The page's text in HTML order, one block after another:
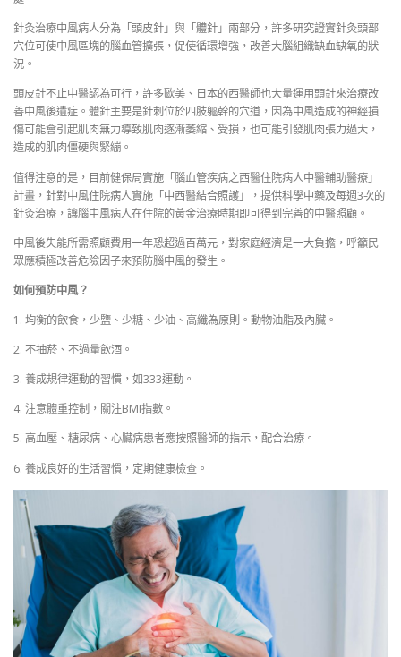
針灸治療中風病人分為「頭皮針」與「體針」兩部分，許多研究證實針灸頭部
穴位可使中風區塊的腦血管擴張，促使循環增強，改善大腦組織缺血缺氧的狀
況。
頭皮針不止中醫認為可行，許多歐美、日本的西醫師也大量運用頭針來治療改
善中風後遺症。體針主要是針刺位於四肢軀幹的穴道，因為中風造成的神經損
傷可能會引起肌肉無力導致肌肉逐漸萎縮、受損，也可能引發肌肉張力過大，
造成的肌肉僵硬與緊繃。
值得注意的是，目前健保局實施「腦血管疾病之西醫住院病人中醫輔助醫療」
計畫，針對中風住院病人實施「中西醫結合照護」，提供科學中藥及每週3次的
針灸治療，讓腦中風病人在住院的黃金治療時期即可得到完善的中醫照顧。
中風後失能所需照顧費用一年恐超過百萬元，對家庭經濟是一大負擔，呼籲民
眾應積極改善危險因子來預防腦中風的發生。
如何預防中風？
1. 均衡的飲食，少鹽、少糖、少油、高纖為原則。動物油脂及內臟。
2. 不抽菸、不過量飲酒。
3. 養成規律運動的習慣，如333運動。
4. 注意體重控制，關注BMI指數。
5. 高血壓、糖尿病、心臟病患者應按照醫師的指示，配合治療。
6. 養成良好的生活習慣，定期健康檢查。